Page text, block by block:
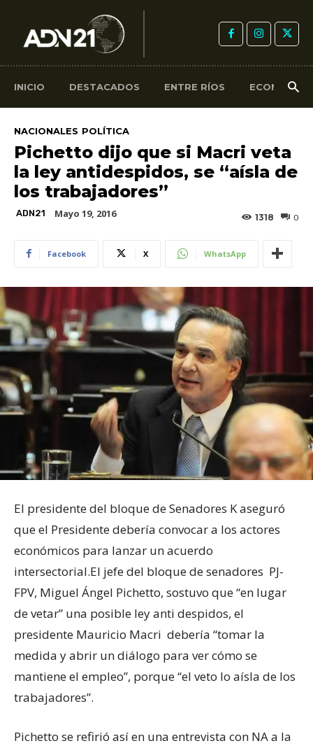
INICIO DESTACADOS ENTRE RÍOS ECONOMÍA
NACIONALES POLÍTICA
Pichetto dijo que si Macri veta
la ley antidespidos, se “aísla de
los trabajadores”
ADN21 Mayo 19, 2016 0
1318
Facebook X WhatsApp
El presidente del bloque de Senadores K aseguró
que el Presidente debería convocar a los actores
económicos para lanzar un acuerdo
intersectorial.El jefe del bloque de senadores PJ-
FPV, Miguel Ángel Pichetto, sostuvo que “en lugar
de vetar” una posible ley anti despidos, el
presidente Mauricio Macri debería “tomar la
medida y abrir un diálogo para ver cómo se
mantiene el empleo”, porque “el veto lo aísla de los
trabajadores”.
Pichetto se refirió así en una entrevista con NA a la